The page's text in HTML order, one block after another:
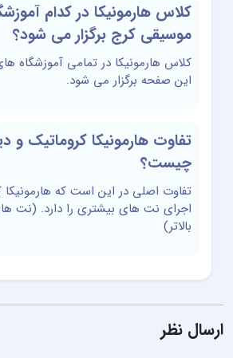
کلاس هارمونیکا در کدام
موسیقی کرج برگزار می شود؟
کلاس هارمونیکا در تمامی آموزشگاه
این صفحه برگزار می شود.
تفاوت هارمونیکا کروماتیک و
چیست؟
تفاوت اصلی در این است که هارمونیکا
اجرای نت های بیشتری را دارد. (نت
بالاتر)
ارسال نظر